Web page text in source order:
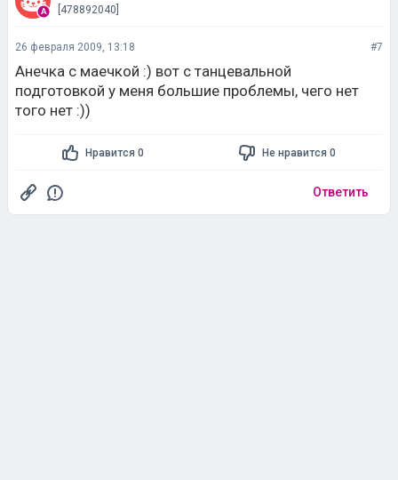
[478892040]
26 февраля 2009, 13:18 #7
Анечка с маечкой :) вот с танцевальной
подготовкой у меня большие проблемы, чего нет
того нет :))
Нравится 0 Не нравится 0
Ответить